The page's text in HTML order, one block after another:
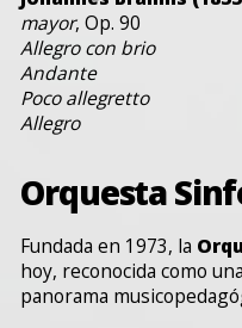
mayor, Op. 90
Allegro con brio
Andante
Poco allegretto
Allegro
Orquesta
Fundada en 1973, la
hoy, reconocida como
panorama